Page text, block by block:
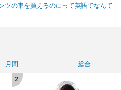
ツの車を買えるのにって英語でなんて
月間
総合
2